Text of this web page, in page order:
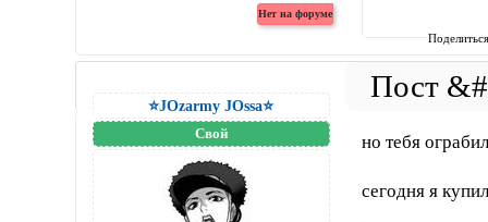
⭐JOzarmy JOssa⭐
Свой но тебя
сегодня я